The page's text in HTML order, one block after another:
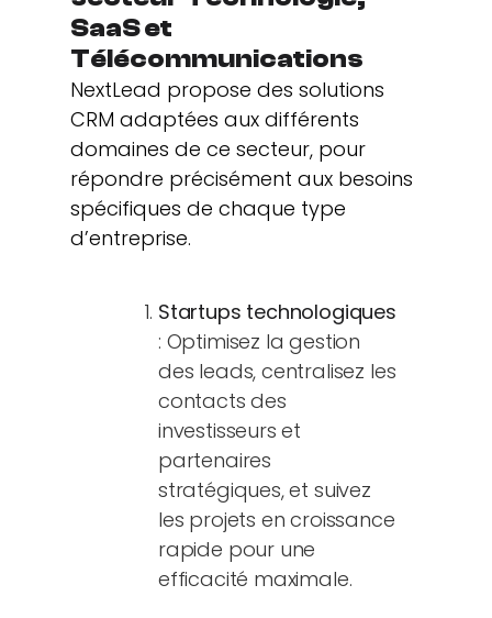
SaaS et
Télécommunications
NextLead propose des solutions
CRM adaptées aux différents
domaines de ce secteur, pour
répondre précisément aux besoins
spécifiques de chaque type
d’entreprise.
Startups technologiques
: Optimisez la gestion
des leads, centralisez les
contacts des
investisseurs et
partenaires
stratégiques, et suivez
les projets en croissance
rapide pour une
efficacité maximale.